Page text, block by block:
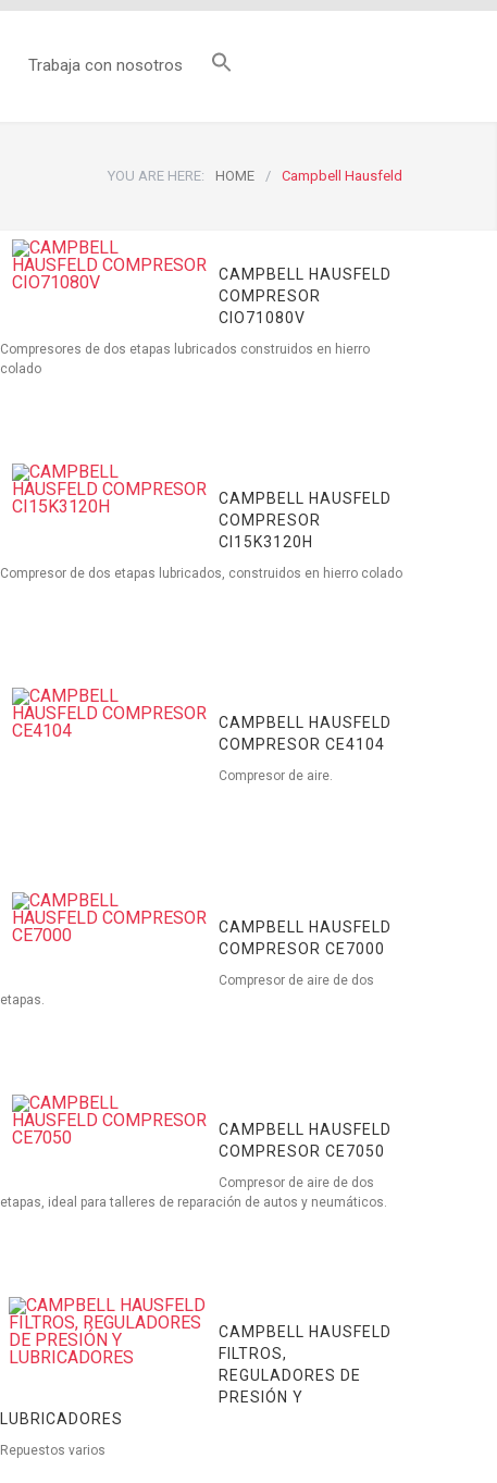
Trabaja con nosotros
YOU ARE HERE: HOME / Campbell Hausfeld
CAMPBELL HAUSFELD
COMPRESOR
CIO71080V
Compresores de dos etapas lubricados construidos en hierro
colado
CAMPBELL HAUSFELD
COMPRESOR
CI15K3120H
Compresor de dos etapas lubricados, construidos en hierro colado
CAMPBELL HAUSFELD
COMPRESOR CE4104
Compresor de aire.
CAMPBELL HAUSFELD
COMPRESOR CE7000
Compresor de aire de dos
etapas.
CAMPBELL HAUSFELD
COMPRESOR CE7050
Compresor de aire de dos
etapas, ideal para talleres de reparación de autos y neumáticos.
CAMPBELL HAUSFELD
FILTROS,
REGULADORES DE
PRESIÓN Y
LUBRICADORES
Repuestos varios